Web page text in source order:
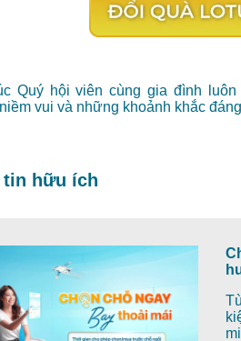
Quý hội viên cùng gia đình
vui và những khoảnh khắc
tin hữu ích